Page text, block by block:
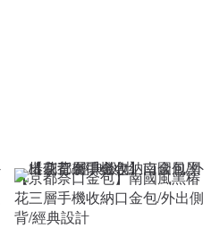
【京都奈口金包】南國風黑椿
花三層手機收納口金包/外出側
背/經典設計